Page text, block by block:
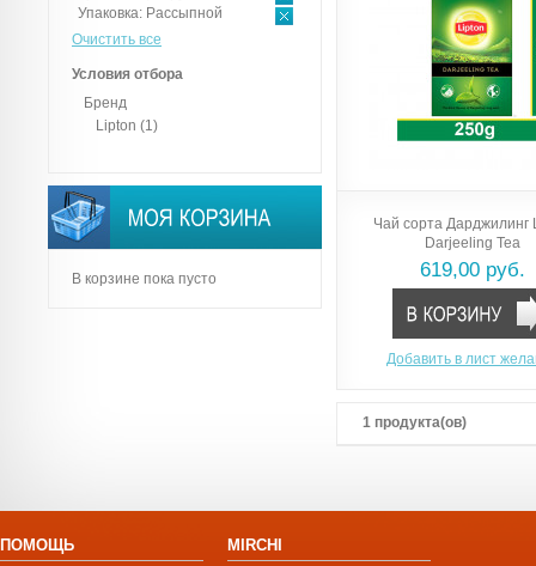
Чай сорта Дарджилинг
Darjeeling Tea
619,00 руб.
Добавить в лист
1 продукта(ов)
Упаковка: Рассыпной
Очистить все
Условия отбора
Бренд
Lipton (1)
В корзине пока пусто
ПОМОЩЬ MIRCHI